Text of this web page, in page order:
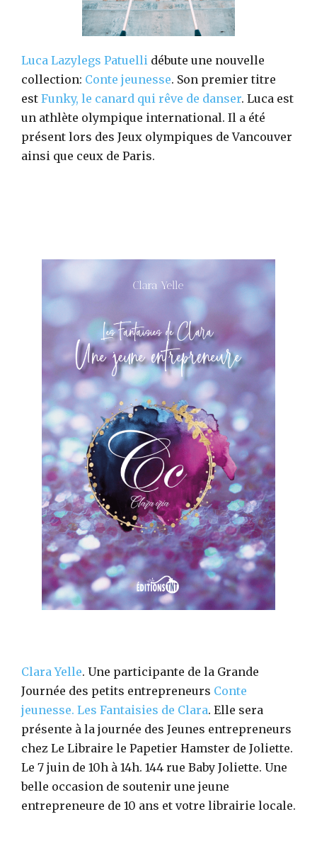
Luca Lazylegs Patuelli débute une nouvelle
collection: Conte jeunesse. Son premier titre
est Funky, le canard qui rêve de danser. Luca est
un athlète olympique international. Il a été
présent lors des Jeux olympiques de Vancouver
ainsi que ceux de Paris.
Clara Yelle. Une participante de la Grande
Journée des petits entrepreneurs Conte
jeunesse. Les Fantaisies de Clara. Elle sera
présente à la journée des Jeunes entrepreneurs
chez Le Libraire le Papetier Hamster de Joliette.
Le 7 juin de 10h à 14h. 144 rue Baby Joliette. Une
belle occasion de soutenir une jeune
entrepreneure de 10 ans et votre librairie locale.